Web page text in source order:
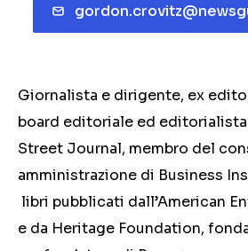
Giornalista e dirigente, ex
board editoriale ed editorialista
Street Journal, membro del
amministrazione di Business
libri pubblicati dall’American
e da Heritage Foundation,